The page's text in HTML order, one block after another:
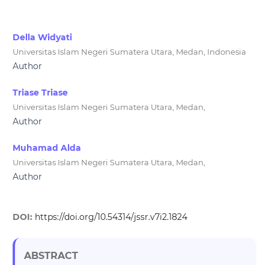
Della Widyati
Universitas Islam Negeri Sumatera Utara, Medan, Indonesia
Author
Triase Triase
Universitas Islam Negeri Sumatera Utara, Medan,
Author
Muhamad Alda
Universitas Islam Negeri Sumatera Utara, Medan,
Author
DOI: https://doi.org/10.54314/jssr.v7i2.1824
ABSTRACT